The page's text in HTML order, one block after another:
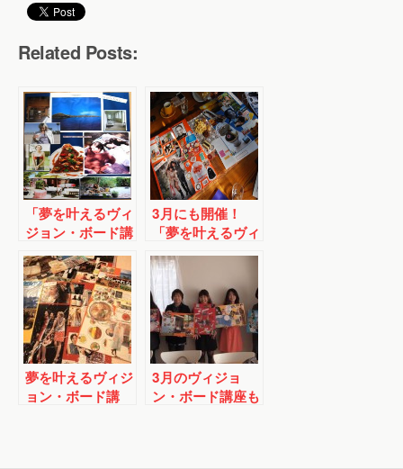
Related Posts:
「夢を叶えるヴィ
ジョン・ボード講
座☆ラブレターつ
き」2/16に開
催！
3月にも開催！
「夢を叶えるヴィ
ジョン・ボード講
座☆ラブレターつ
き」残席１です
夢を叶えるヴィジ
ョン・ボード講
3月のヴィジョ
ン・ボード講座も